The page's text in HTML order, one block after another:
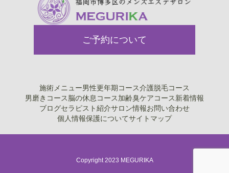
ご予約について
施術メニュー男性更年期コース介護脱毛コース
男磨きコース脳の休息コース加齢臭ケアコース新着情報
ブログセラピスト紹介サロン情報お問い合わせ
個人情報保護についてサイトマップ
Copyright 2023 MEGURIKA